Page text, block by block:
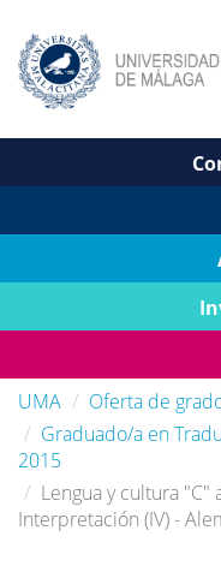
UMA
Oferta de
Graduado/a en
2015
Lengua y cultura "C"
Interpretación (IV) -